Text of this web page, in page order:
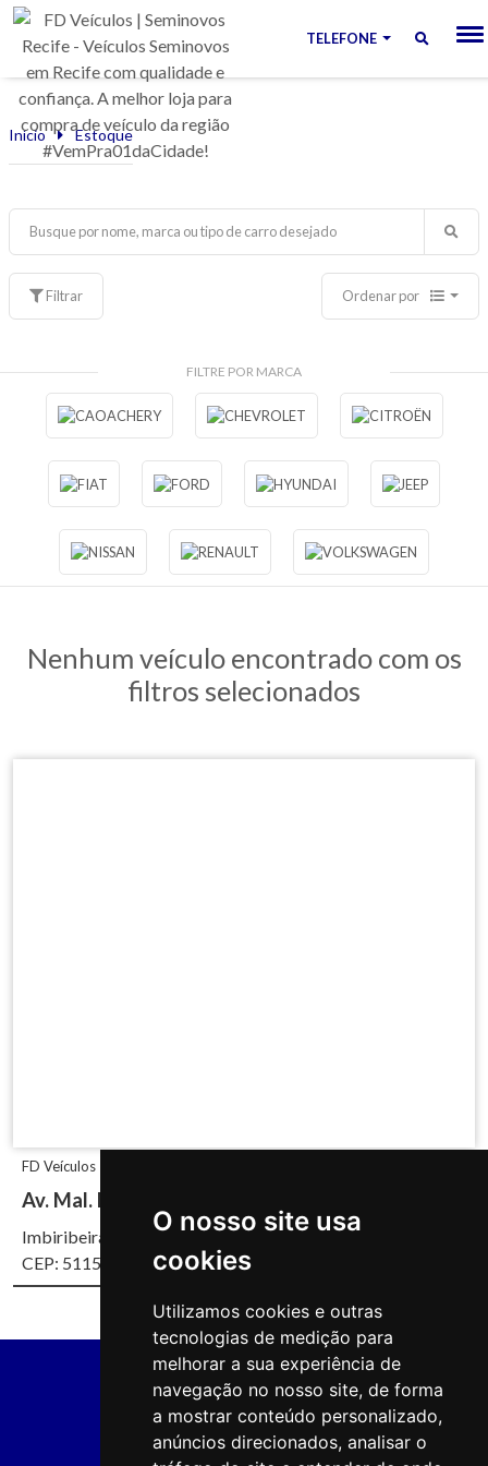
O nosso site usa
cookies
Utilizamos cookies e outras
tecnologias de medição para
melhorar a sua experiência de
navegação no nosso site, de forma
a mostrar conteúdo personalizado,
anúncios direcionados, analisar o
TELEFONE
Início Estoque
Filtrar Ordenar por
FILTRE POR MARCA
Nenhum veículo encontrado com os
filtros selecionados
FD Veículos
Av. Mal. Mascarenhas de Morais, 4930
Imbiribeira, Recife/PE
CEP: 51150-000